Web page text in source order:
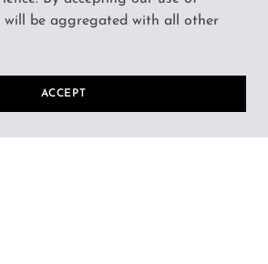
de sucre sanguin, limitant les
et les fringales.
& combustion des
will be aggregated with all other
ACCEPT